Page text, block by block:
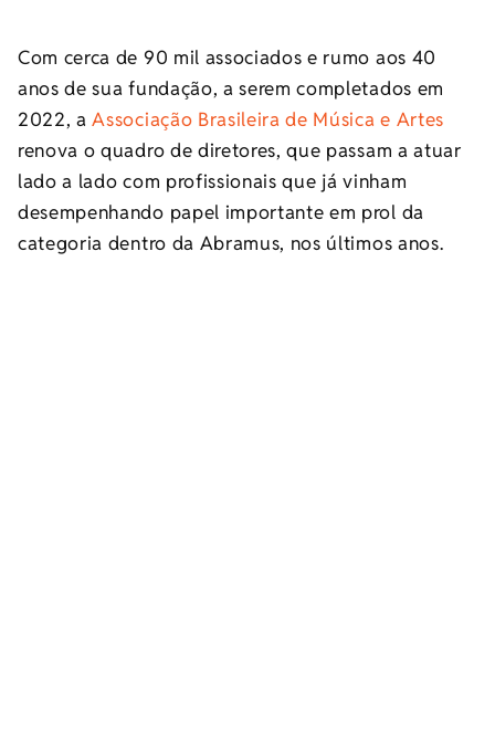
Com cerca de 90 mil associados e rumo aos 40
anos de sua fundação, a serem completados em
2022, aAssociação Brasileira de Música e Artes
renova o quadro de diretores, que passam a atuar
lado a lado com profissionais que já vinham
desempenhando papel importante em prol da
categoria dentro da Abramus, nos últimos anos.